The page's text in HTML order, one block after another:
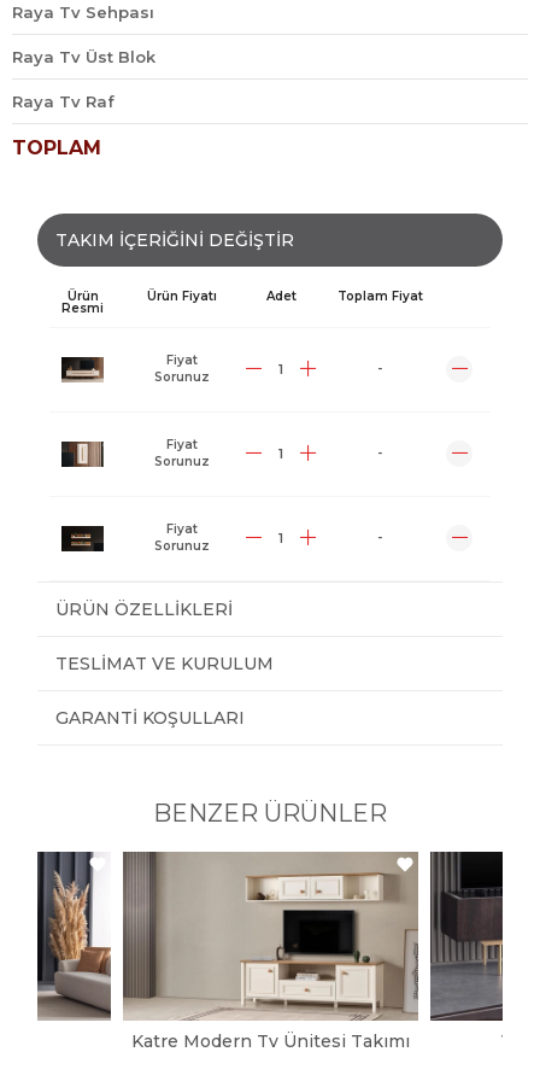
Raya Tv Sehpası
Raya Tv Üst Blok
Raya Tv Raf
TOPLAM
TAKIM İÇERİĞİNİ DEĞİŞTİR
Ürün
Resmi
Ürün Fiyatı Adet Toplam Fiyat
Fiyat
Sorunuz
-
Fiyat
Sorunuz
-
Fiyat
Sorunuz
-
ÜRÜN ÖZELLIKLERI
TESLIMAT VE KURULUM
GARANTI KOŞULLARI
BENZER ÜRÜNLER
Katre Modern Tv Ünitesi Takımı